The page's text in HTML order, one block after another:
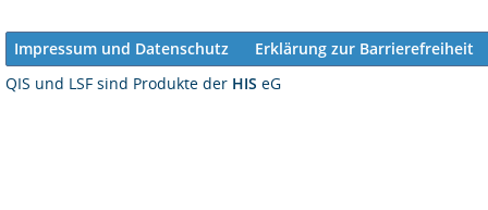
Impressum und Datenschutz
Erklärung zur Barrierefreiheit
QIS und LSF sind Produkte der HIS eG